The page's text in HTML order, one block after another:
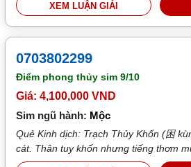
XEM LUẬN GIẢI
0703802299
Điểm phong thủy sim9/10
Giá: 4,100,000 VND
Sim ngũ hành: Mộc
Quẻ Kinh dịch: Trạch Thủy Khốn (困
cát. Thân tuy khốn nhưng tiếng thơm